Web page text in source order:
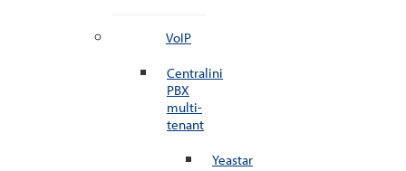
VoIP
Centralini
PBX
multi-
tenant
Yeastar